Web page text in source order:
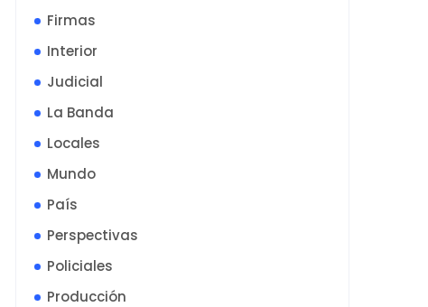
Firmas
Interior
Judicial
La Banda
Locales
Mundo
País
Perspectivas
Policiales
Producción